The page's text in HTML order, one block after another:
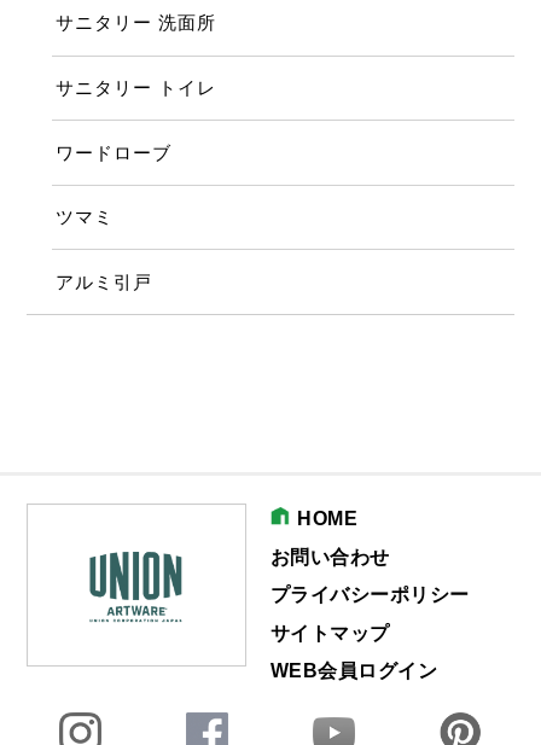
サニタリー 洗面所
サニタリー トイレ
ワードローブ
ツマミ
アルミ引戸
HOME
お問い合わせ
プライバシーポリシー
サイトマップ
WEB会員ログイン